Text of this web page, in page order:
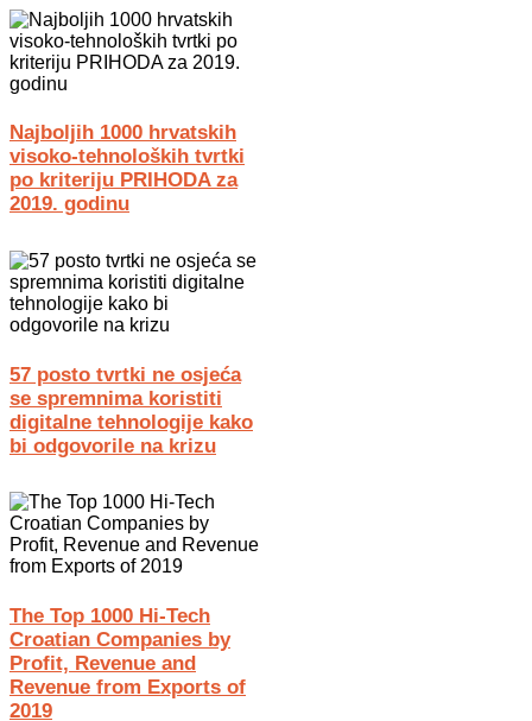
Najboljih 1000 hrvatskih
visoko-tehnoloških tvrtki
po kriteriju PRIHODA za
2019. godinu
57 posto tvrtki ne osjeća
se spremnima koristiti
digitalne tehnologije kako
bi odgovorile na krizu
The Top 1000 Hi-Tech
Croatian Companies by
Profit, Revenue and
Revenue from Exports of
2019